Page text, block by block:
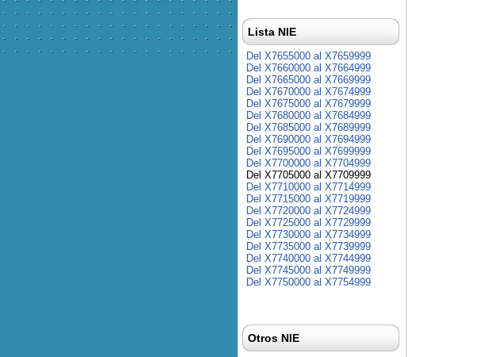
Lista NIE
Del X7655000 al X7659999
Del X7660000 al X7664999
Del X7665000 al X7669999
Del X7670000 al X7674999
Del X7675000 al X7679999
Del X7680000 al X7684999
Del X7685000 al X7689999
Del X7690000 al X7694999
Del X7695000 al X7699999
Del X7700000 al X7704999
Del X7705000 al X7709999
Del X7710000 al X7714999
Del X7715000 al X7719999
Del X7720000 al X7724999
Del X7725000 al X7729999
Del X7730000 al X7734999
Del X7735000 al X7739999
Del X7740000 al X7744999
Del X7745000 al X7749999
Del X7750000 al X7754999
Otros NIE